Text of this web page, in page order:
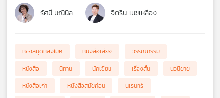
รัศมี มณีนิล จิตริน เมฆเหลือง
ห้องสมุดหลังไมค์ หนังสือเสียง
วรรณกรรม
หนังสือ
นิทาน นักเขียน เรื่องสั้น
นวนิยาย
หนังสือเก่า
หนังสือสมัยก่อน
นเรนทร์